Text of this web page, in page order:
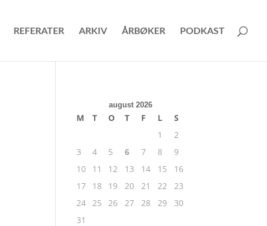
REFERATER ARKIV ÅRBØKER PODKAST
august 2026
M T O T F L
S
1
2
3
4 5 6 7 8
9
10
11 12 13 14 15
16
17
18 19 20 21 22
23
24 25 26 27 28 29
30
31